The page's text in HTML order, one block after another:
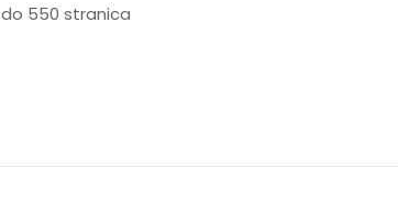
do 550 stranica